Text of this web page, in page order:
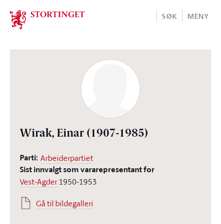
Stortinget.no
SØK MENY
Wirak, Einar (1907-1985)
Parti: Arbeiderpartiet
Sist innvalgt som vararepresentant for
Vest-Agder1950-1953
Gå til bildegalleri